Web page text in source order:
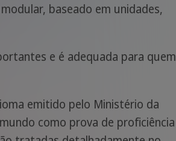
baseado em unidades,
e é adequada para quem
emitido pelo Ministério da
como prova de proficiência